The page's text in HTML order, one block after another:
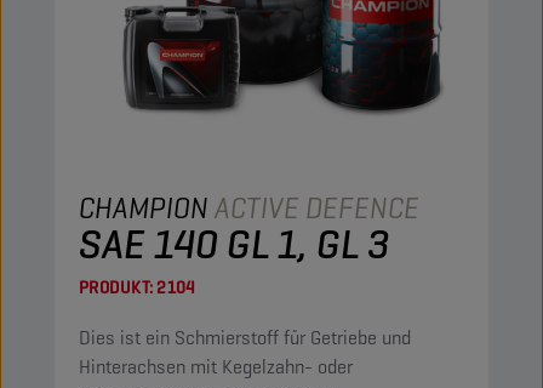
CHAMPIONACTIVE DEFENCE
SAE 140 GL 1, GL 3
PRODUKT:2104
Dies ist ein Schmierstoff für Getriebe und
Hinterachsen mit Kegelzahn- oder